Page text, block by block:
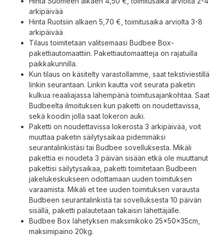
arkipäivää
Hinta Ruotsiin alkaen 5,70 €, toimitusaika arviolta 3-8
arkipäivää
Tilaus toimitetaan valitsemaasi Budbee Box-
pakettiautomaattiin. Pakettiautomaatteja on rajatuilla
paikkakunnilla.
Kun tilaus on käsitelty varastollamme, saat tekstiviestillä
linkin seurantaan. Linkin kautta voit seurata paketin
kulkua reaaliajassa lähempänä toimitusajankohtaa. Saat
Budbeelta ilmoituksen kun paketti on noudettavissa,
sekä koodin jolla saat lokeron auki.
Paketti on noudettavissa lokerosta 3 arkipäivää, voit
muuttaa paketin säilytysaikaa pidemmäksi
seurantalinkistäsi tai Budbee sovelluksesta. Mikäli
pakettia ei noudeta 3 päivän sisään etkä ole muuttanut
pakettisi säilytysaikaa, paketti toimitetaan Budbeen
jakelukeskukseen odottamaan uuden toimituksen
varaamista. Mikäli et tee uuden toimituksen varausta
Budbeen seurantalinkistä tai sovelluksesta 10 päivän
sisällä, paketti palautetaan takaisin lähettäjälle.
Budbee Box lähetyksen maksimikoko 25x50x35cm,
maksimipaino 20kg.